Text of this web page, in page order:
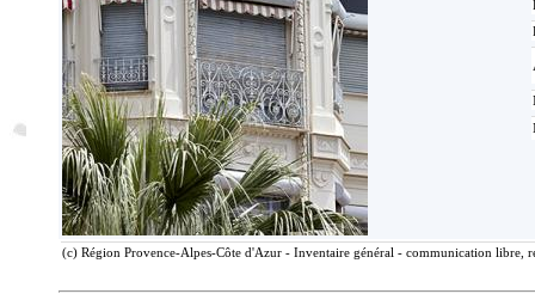
(c) Région Provence-Alpes-Côte d'Azur - Inventaire général - communication libre,